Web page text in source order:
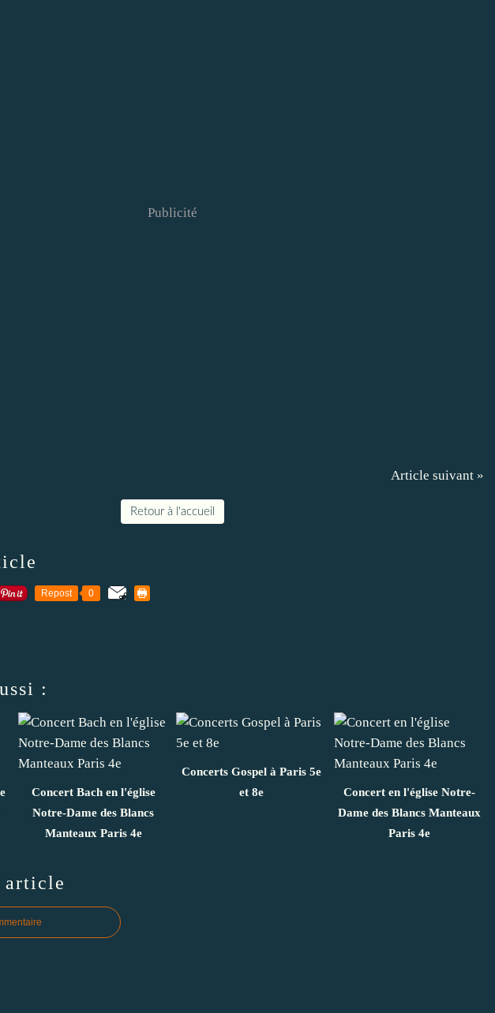
Publicité
Article suivant »
Retour à l'accueil
Repost 0
:
Concert Bach en l'église
Notre-Dame des Blancs
Manteaux Paris 4e
Concerts Gospel à Paris 5e
et 8e
Concert en l'église Notre-
Dame des Blancs Manteaux
Paris 4e
article